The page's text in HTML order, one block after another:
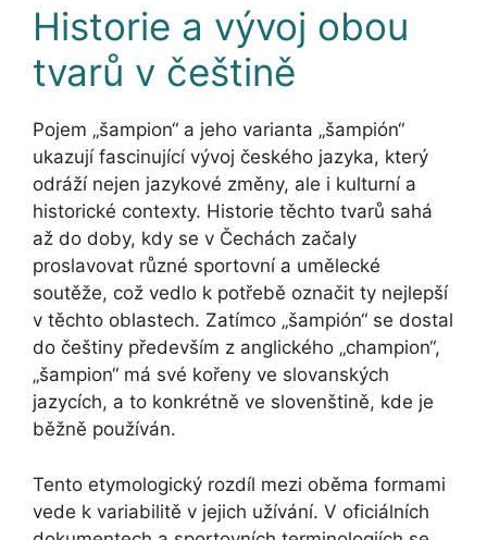
Historie a vývoj obou
tvarů v češtině
Pojem „šampion“ a jeho varianta „šampión“
ukazují fascinující vývoj českého jazyka, který
odráží nejen jazykové změny, ale i kulturní a
historické contexty. Historie těchto tvarů sahá
až do doby, kdy se v Čechách začaly
proslavovat různé sportovní a umělecké
soutěže, což vedlo k potřebě označit ty nejlepší
v těchto oblastech. Zatímco „šampión“ se dostal
do češtiny především z anglického „champion“,
„šampion“ má své kořeny ve slovanských
jazycích, a to konkrétně ve slovenštině, kde je
běžně používán.
Tento etymologický rozdíl mezi oběma formami
vede k variabilitě v jejich užívání. V oficiálních